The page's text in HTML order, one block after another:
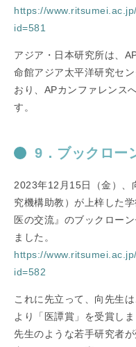
https://
id=581
アジア・日本研究所は、
命館アジア太平洋研究セ
おり、APカンファレンス
す。
9．ブックロー
2023年12月15日（金）、
究機構助教）が上梓した
医の交流』のブックロー
ました。
https://
id=582
これに先立って、向先生
より「医譚賞」を受賞し
先生のような若手研究者